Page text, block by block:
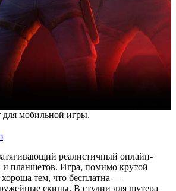
для мобильной игры.
реалистичный онлайн-
и планшетов. Игра, помимо крутой
тем, что бесплатна —
скины. В студии для шутера